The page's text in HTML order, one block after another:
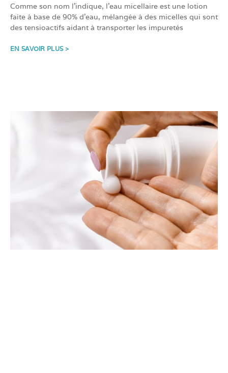
Comme son nom l’indique, l’eau micellaire est une lotion
faite à base de 90% d’eau, mélangée à des micelles qui sont
des tensioactifs aidant à transporter les impuretés
EN SAVOIR PLUS >